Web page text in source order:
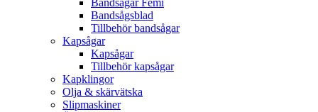
Bandsågar Femi
Bandsågsblad
Tillbehör bandsågar
Kapsågar
Kapsågar
Tillbehör kapsågar
Kapklingor
Olja & skärvätska
Slipmaskiner